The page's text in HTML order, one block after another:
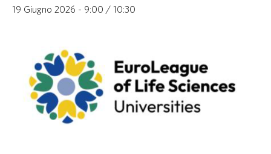
19 Giugno 2026 - 9:00 / 10:30